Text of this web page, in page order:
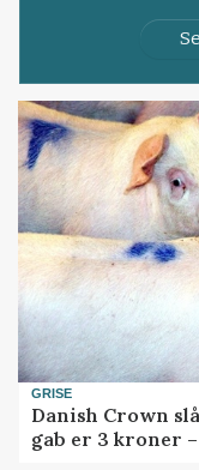
GRISE
Danish Crown
gab er 3 kroner